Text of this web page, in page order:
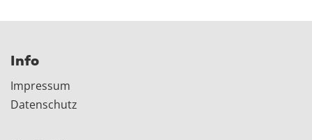
Info
Impressum
Datenschutz